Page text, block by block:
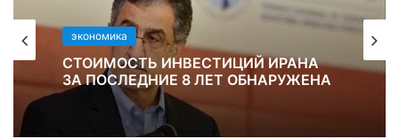
экономика
СТОИМОСТЬ ИНВЕСТИЦИЙ ИРАНА
ЗА ПОСЛЕДНИЕ 8 ЛЕТ ОБНАРУЖЕНА